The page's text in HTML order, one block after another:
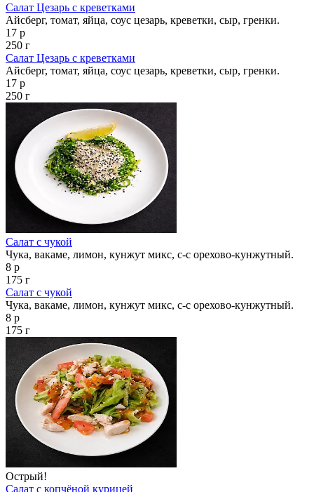
Салат Цезарь с креветками
Айсберг, томат, яйца, соус цезарь, креветки, сыр, гренки.
17 р
250 г
Салат Цезарь с креветками
Айсберг, томат, яйца, соус цезарь, креветки, сыр, гренки.
17 р
250 г
Салат с чукой
Чука, вакаме, лимон, кунжут микс, с-с орехово-кунжутный.
8 р
175 г
Салат с чукой
Чука, вакаме, лимон, кунжут микс, с-с орехово-кунжутный.
8 р
175 г
Острый!
Салат с копчёной курицей